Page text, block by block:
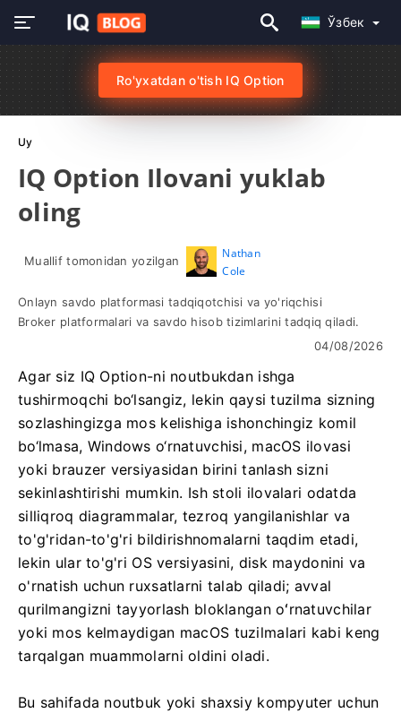
Ўзбек
Ro'yxatdan o'tish IQ Option
Uy
IQ Option Ilovani yuklab
oling
Muallif tomonidan yozilgan
Nathan
Cole
Onlayn savdo platformasi tadqiqotchisi va yo'riqchisi
Broker platformalari va savdo hisob tizimlarini tadqiq qiladi.
04/08/2026
Agar siz IQ Option-ni noutbukdan ishga
tushirmoqchi bo‘lsangiz, lekin qaysi tuzilma sizning
sozlashingizga mos kelishiga ishonchingiz komil
bo‘lmasa, Windows o‘rnatuvchisi, macOS ilovasi
yoki brauzer versiyasidan birini tanlash sizni
sekinlashtirishi mumkin. Ish stoli ilovalari odatda
silliqroq diagrammalar, tezroq yangilanishlar va
to'g'ridan-to'g'ri bildirishnomalarni taqdim etadi,
lekin ular to'g'ri OS versiyasini, disk maydonini va
o'rnatish uchun ruxsatlarni talab qiladi; avval
qurilmangizni tayyorlash bloklangan oʻrnatuvchilar
yoki mos kelmaydigan macOS tuzilmalari kabi keng
tarqalgan muammolarni oldini oladi.
Bu sahifada noutbuk yoki shaxsiy kompyuter uchun